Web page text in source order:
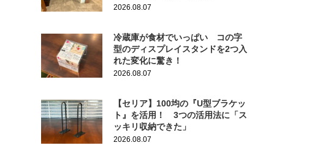
2026.08.07
冷蔵庫が食材でいっぱい コの字
型のディスプレイスタンドを2つ入
れた変化に驚き！
2026.08.07
【セリア】100均の『U型ブラケッ
ト』を活用！ 3つの活用法に「ス
ッキリ収納できた」
2026.08.07